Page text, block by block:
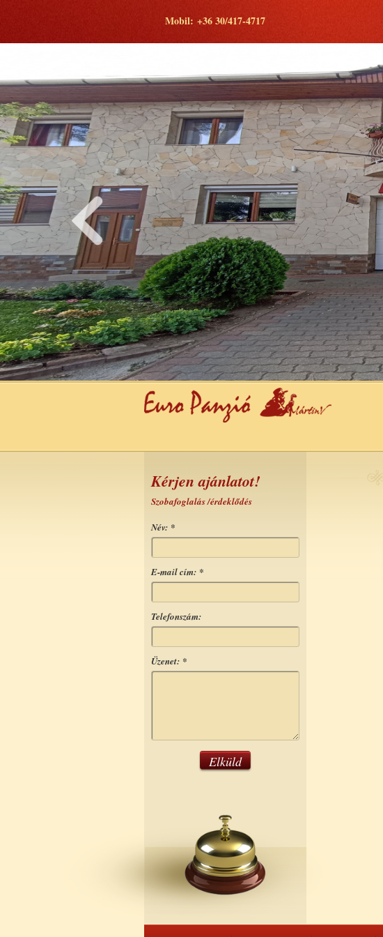
Mobil: +36 30/417-4717
Kérjen ajánlatot!
Szobafoglalás /érdeklődés
Név: *
E-mail cím: *
Telefonszám:
Üzenet: *
Elküld